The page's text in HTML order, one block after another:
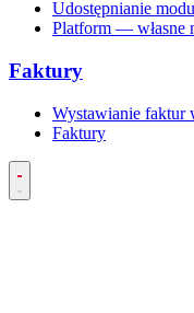
Udostępnianie
Platform — własne
Faktury
Wystawianie faktur
Faktury